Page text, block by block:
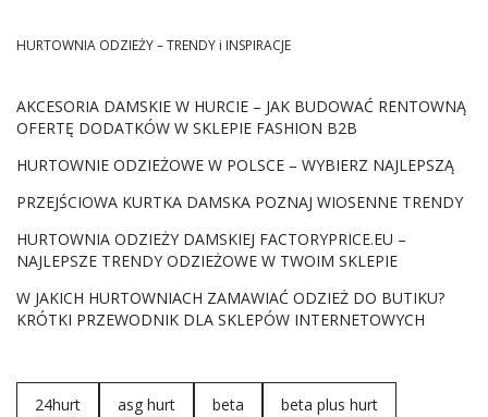
Szaryjest uniwersalnym kolorem, który należy do palety
podstawowych barw. W swojej szafie z pewnością macie
jakieś ubranie o tej barwie, szare ubraniaczęsto służą
jako baza w garderobie. Moim zdaniem są takie
ubrania, które powinna mieć każda z nas. Po pierwsze,
jest to szary sweter. Najlepiej, aby był wykonany z
cieplejszej tkaniny. Ja z chęcią stawiam na długie
kardigany. Kolejnym zawsze modnym ubraniem jest szara
sukienka. Uwielbiam zarówno modelesukienek
innymi kolorami, dzięki czemu z łatwością skomponujemy
ciekawe stylizacje.Szary total look to tylko jedna z
HURTOWNIA ODZIEŻY – TRENDY i INSPIRACJE
AKCESORIA DAMSKIE W HURCIE – JAK BUDOWAĆ RENTOWNĄ
OFERTĘ DODATKÓW W SKLEPIE FASHION B2B
HURTOWNIE ODZIEŻOWE W POLSCE – WYBIERZ NAJLEPSZĄ
PRZEJŚCIOWA KURTKA DAMSKA POZNAJ WIOSENNE TRENDY
HURTOWNIA ODZIEŻY DAMSKIEJ FACTORYPRICE.EU –
NAJLEPSZE TRENDY ODZIEŻOWE W TWOIM SKLEPIE
W JAKICH HURTOWNIACH ZAMAWIAĆ ODZIEŻ DO BUTIKU?
KRÓTKI PRZEWODNIK DLA SKLEPÓW INTERNETOWYCH
24hurt asg hurt beta beta plus hurt